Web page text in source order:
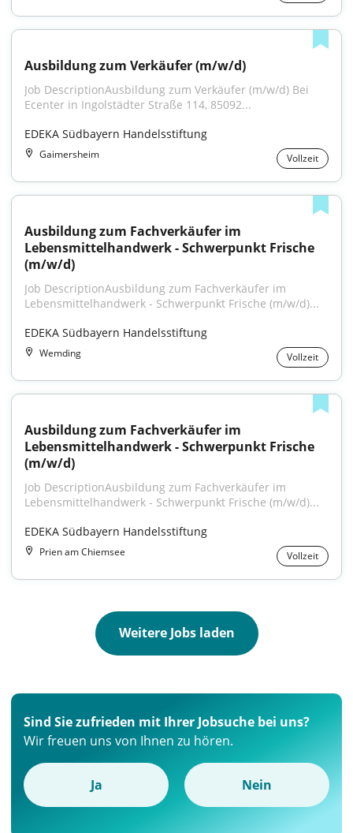
Ausbildung zum Verkäufer (m/w/d)
Job DescriptionAusbildung zum Verkäufer (m/w/d) Bei
Ecenter in Ingolstädter Straße 114, 85092...
EDEKA Südbayern Handelsstiftung
Gaimersheim Vollzeit
Ausbildung zum Fachverkäufer im
Lebensmittelhandwerk - Schwerpunkt Frische
(m/w/d)
Job DescriptionAusbildung zum Fachverkäufer im
Lebensmittelhandwerk - Schwerpunkt Frische (m/w/d)...
EDEKA Südbayern Handelsstiftung
Wemding Vollzeit
Ausbildung zum Fachverkäufer im
Lebensmittelhandwerk - Schwerpunkt Frische
(m/w/d)
Job DescriptionAusbildung zum Fachverkäufer im
Lebensmittelhandwerk - Schwerpunkt Frische (m/w/d)...
EDEKA Südbayern Handelsstiftung
Prien am Chiemsee Vollzeit
Weitere Jobs laden
Sind Sie zufrieden mit Ihrer Jobsuche bei uns?
Wir freuen uns von Ihnen zu hören.
Ja Nein